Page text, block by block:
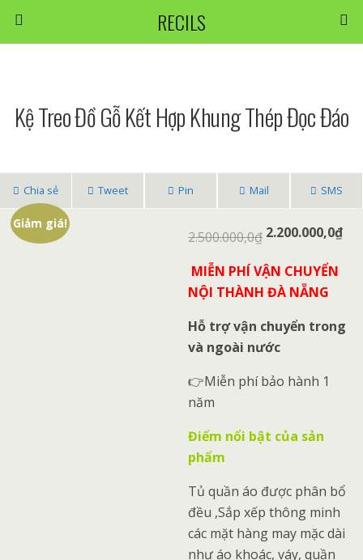
RECILS
Kệ Treo Đồ Gỗ Kết Hợp Khung Thép Đọc Đáo
Chia sẻ Tweet Pin Mail SMS
Giảm giá!
2.500.000,0₫ 2.200.000,0₫
MIỄN PHÍ VẬN CHUYỂN
NỘI THÀNH ĐÀ NẴNG
Hỗ trợ vận chuyển trong
và ngoài nước
👉Miễn phí bảo hành 1
năm
Điểm nổi bật của sản
phẩm
Tủ quần áo được phân bổ
đều ,Sắp xếp thông minh
các mặt hàng may mặc dài
như áo khoác, váy, quần